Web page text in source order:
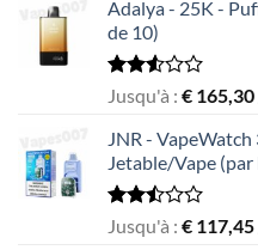
Adalya - 25K -
de 10)
Rated
out
of 5
Jusqu'à : € 165,30
JNR -
Jetable/Vape
Rated
Jusqu'à : € 117,45